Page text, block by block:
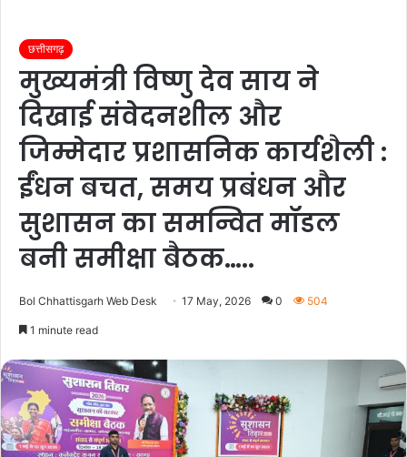
छत्तीसगढ़
मुख्यमंत्री विष्णु देव साय ने
दिखाई संवेदनशील और
जिम्मेदार प्रशासनिक कार्यशैली :
ईंधन बचत, समय प्रबंधन और
सुशासन का समन्वित मॉडल
बनी समीक्षा बैठक…..
Bol Chhattisgarh Web Desk 17 May, 2026 0 504
1 minute read